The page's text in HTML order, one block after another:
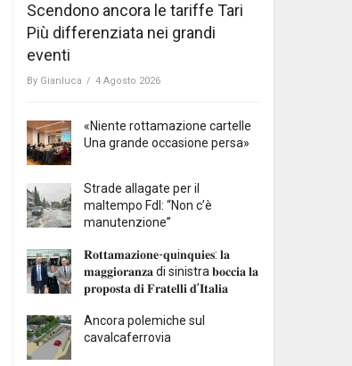
Scendono ancora le tariffe Tari
Più differenziata nei grandi
eventi
By Gianluca / 4 Agosto 2026
«Niente rottamazione cartelle
Una grande occasione persa»
Strade allagate per il
maltempo FdI: “Non c’è
manutenzione”
𝐑𝐨𝐭𝐭𝐚𝐦𝐚𝐳𝐢𝐨𝐧𝐞-𝐪𝐮i𝐧𝐪𝐮𝐢𝐞𝐬: 𝐥𝐚
𝐦𝐚𝐠𝐠𝐢𝐨𝐫𝐚𝐧𝐳𝐚 di sinistra 𝐛𝐨𝐜𝐜𝐢𝐚 𝐥𝐚
𝐩𝐫𝐨𝐩𝐨𝐬𝐭𝐚 𝐝𝐢 𝐅𝐫𝐚𝐭𝐞𝐥𝐥𝐢 𝐝’𝐈𝐭𝐚𝐥𝐢𝐚
Ancora polemiche sul
cavalcaferrovia